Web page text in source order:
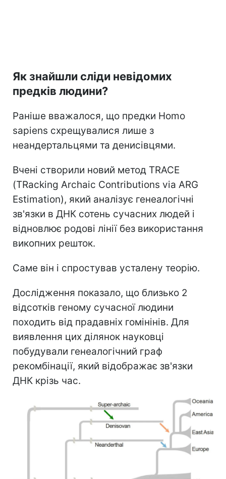
Як знайшли сліди невідомих
предків людини?
Раніше вважалося, що предки Homo
sapiens схрещувалися лише з
неандертальцями та денисівцями.
Вчені створили новий метод TRACE
(TRacking Archaic Contributions via ARG
Estimation), який аналізує генеалогічні
зв'язки в ДНК сотень сучасних людей і
відновлює родові лінії без використання
викопних решток.
Саме він і спростував усталену теорію.
Дослідження показало, що близько 2
відсотків геному сучасної людини
походить від прадавніх гомінінів. Для
виявлення цих ділянок науковці
побудували генеалогічний граф
рекомбінації, який відображає зв'язки
ДНК крізь час.